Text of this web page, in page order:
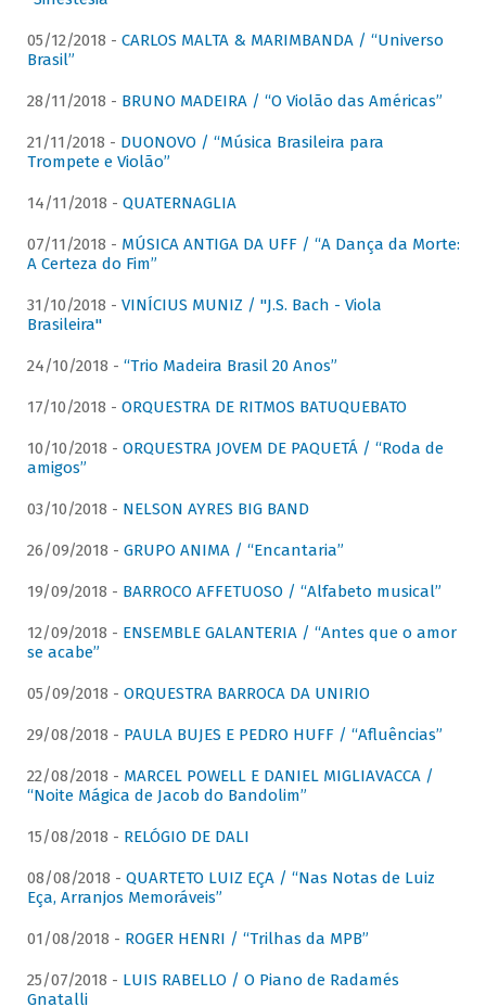
05/12/2018 - CARLOS MALTA & MARIMBANDA / “Universo
Brasil”
28/11/2018 - BRUNO MADEIRA / “O Violão das Américas”
21/11/2018 - DUONOVO / “Música Brasileira para
Trompete e Violão”
14/11/2018 - QUATERNAGLIA
07/11/2018 - MÚSICA ANTIGA DA UFF / “A Dança da Morte:
A Certeza do Fim”
31/10/2018 - VINÍCIUS MUNIZ / "J.S. Bach - Viola
Brasileira"
24/10/2018 - “Trio Madeira Brasil 20 Anos”
17/10/2018 - ORQUESTRA DE RITMOS BATUQUEBATO
10/10/2018 - ORQUESTRA JOVEM DE PAQUETÁ / “Roda de
amigos”
03/10/2018 - NELSON AYRES BIG BAND
26/09/2018 - GRUPO ANIMA / “Encantaria”
19/09/2018 - BARROCO AFFETUOSO / “Alfabeto musical”
12/09/2018 - ENSEMBLE GALANTERIA / “Antes que o amor
se acabe”
05/09/2018 - ORQUESTRA BARROCA DA UNIRIO
29/08/2018 - PAULA BUJES E PEDRO HUFF / “Afluências”
22/08/2018 - MARCEL POWELL E DANIEL MIGLIAVACCA /
“Noite Mágica de Jacob do Bandolim”
15/08/2018 - RELÓGIO DE DALI
08/08/2018 - QUARTETO LUIZ EÇA / “Nas Notas de Luiz
Eça, Arranjos Memoráveis”
01/08/2018 - ROGER HENRI / “Trilhas da MPB”
25/07/2018 - LUIS RABELLO / O Piano de Radamés
Gnatalli